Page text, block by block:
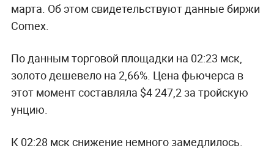
марта. Об этом свидетельствуют данные биржи
Comex.
По данным торговой площадки на 02:23 мск,
золото дешевело на 2,66%. Цена фьючерса в
этот момент составляла $4 247,2 за тройскую
унцию.
К 02:28 мск снижение немного замедлилось.